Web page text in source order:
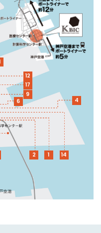
1
2
4
6
9
12
14
17